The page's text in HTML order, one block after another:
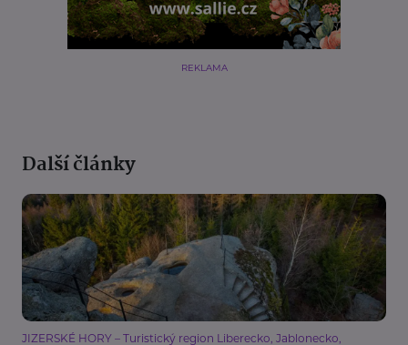
REKLAMA
Další články
JIZERSKÉ HORY – Turistický region Liberecko, Jablonecko,